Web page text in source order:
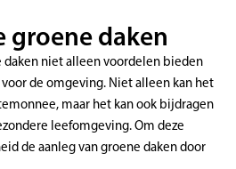
groene daken
niet alleen voordelen bieden
de omgeving. Niet alleen kan het
maar het kan ook bijdragen
leefomgeving. Om deze
de aanleg van groene daken door